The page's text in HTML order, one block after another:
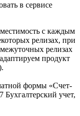
в сервисе
с каждым
релизах, при
релизах
продукт
формы «Счет-
учет,